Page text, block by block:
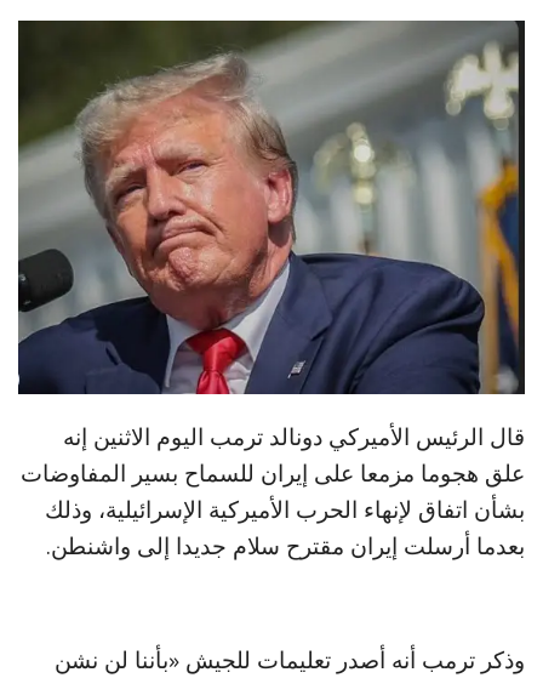
قال الرئيس الأميركي دونالد ترمب اليوم الاثنين إنه
علق هجوما مزمعا على إيران للسماح بسير المفاوضات
بشأن اتفاق لإنهاء الحرب الأميركية الإسرائيلية، وذلك
بعدما أرسلت إيران مقترح سلام جديدا إلى واشنطن.
وذكر ترمب أنه أصدر تعليمات للجيش «بأننا لن نشن